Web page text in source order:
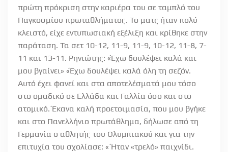
πρώτη πρόκριση στην καριέρα του σε ταμπλό του
Παγκοσμίου πρωταθλήματος. Το ματς ήταν πολύ
κλειστό, είχε εντυπωσιακή εξέλιξη και κρίθηκε στην
παράταση. Τα σετ 10-12, 11-9, 11-9, 10-12, 11-8, 7-
11 και 13-11. Ρηνιώτης: «Έχω δουλέψει καλά και
μου βγαίνει» «Έχω δουλέψει καλά όλη τη σεζόν.
Αυτό έχει φανεί και στα αποτελέσματά μου τόσο
στο ομαδικό σε Ελλάδα και Γαλλία όσο και στο
ατομικό. Έκανα καλή προετοιμασία, που μου βγήκε
και στο Πανελλήνιο πρωτάθλημα, δήλωσε από τη
Γερμανία ο αθλητής του Ολυμπιακού και για την
επιτυχία του σχολίασε: « Ήταν «τρελό» παιχνίδι.